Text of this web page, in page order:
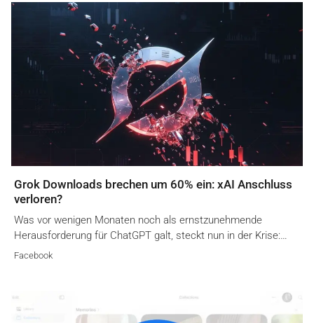
Grok Downloads brechen um 60% ein: xAI Anschluss
verloren?
Was vor wenigen Monaten noch als ernstzunehmende
Herausforderung für ChatGPT galt, steckt nun in der Krise:…
Facebook